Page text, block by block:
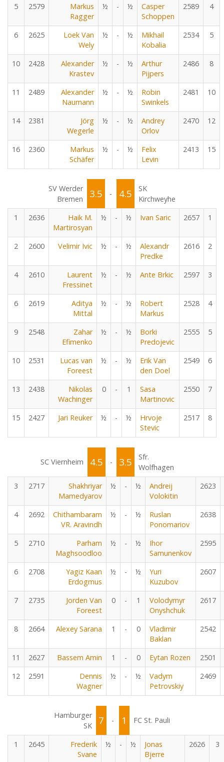
5 2579
Markus
Ragger
½ - ½
Casper
Schoppen
2589 4
6 2625
Loek Van
Wely
½ - ½
Mikhail
Kobalia
2534 5
10 2428
Alexander
Krastev
½ - ½
Arthur
Pijpers
2486 8
11 2489
Alexander
Naumann
½ - ½
Robin
Swinkels
2481 10
14 2381
Jörg
Wegerle
½ - ½
Andrey
Orlov
2470 12
16 2360
Markus
Schäfer
½ - ½
Felix
Levin
2413 15
SV Werder
Bremen
3.5 - 4.5
SK
Kirchweyhe
1
2636
Haik M.
Martirosyan
½ - ½ Ivan Saric 2657 1
2 2600 Velimir Ivic ½ - ½
Alexandr
Predke
2616 2
4 2610
Laurent
Fressinet
½ - ½ Ante Brkic 2597 3
6 2619
Aditya
Mittal
½ - ½
Robert
Markus
2528 4
9 2548
Zahar
Efimenko
½ - ½
Borki
Predojevic
2555 5
10 2531
Lucas van
Foreest
½ - ½
Erik Van
den Doel
2549 6
13 2438
Nikolas
Wachinger
0 - 1
Sasa
Martinovic
2550 7
15 2427 Jari Reuker ½ - ½
Hrvoje
Stevic
2517 8
SC Viernheim 4.5 - 3.5
Sfr.
Wolfhagen
3
2717
Shakhriyar
Mamedyarov
½ - ½
Andreij
Volokitin
2623
4 2692
Chithambaram
VR. Aravindh
½ - ½
Ruslan
Ponomariov
2638
5 2710
Parham
Maghsoodloo
½ - ½
Ihor
Samunenkov
2595
6 2708
Yagiz Kaan
Erdogmus
½ - ½
Yuri
Kuzubov
2607
7 2735
Jorden Van
Foreest
0 - 1
Volodymyr
Onyshchuk
2617
8 2664 Alexey Sarana 1 - 0
Vladimir
Baklan
2542
11 2627 Bassem Amin 1 - 0 Eytan Rozen
2501
12
2591
Dennis
Wagner
½ - ½
Vadym
Petrovskiy
2469
Hamburger
SK
7 - 1 FC St. Pauli
1 2645
Frederik
Svane
½ - ½
Jonas
Bjerre
2626 3